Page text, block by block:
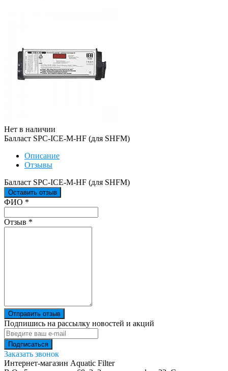
Нет в наличии
Балласт SPC-ICE-M-HF (для SHFM)
Описание
Отзывы
Балласт SPC-ICE-M-HF (для SHFM)
Оставить отзыв
Ваш отзыв был отправлен!
ФИО *
Отзыв *
Отправить отзыв
Подпишись на рассылку новостей и акций
Заказать звонок
Интернет-магазин Aquatic Filter